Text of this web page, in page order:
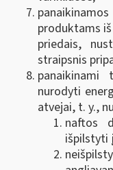
produktams
priedais,
straipsnis
nurodyti
atvejai, t. y.,
naftos
išpilstyti